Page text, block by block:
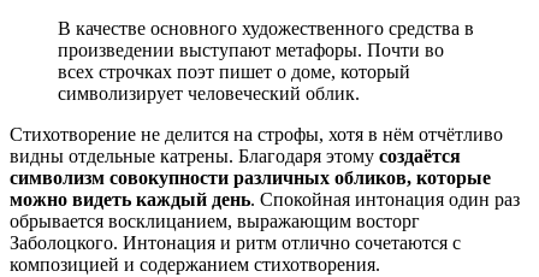
В качестве основного художественного средства в
произведении выступают метафоры. Почти во
всех строчках поэт пишет о доме, который
символизирует человеческий облик.
Стихотворение не делится на строфы, хотя в нём отчётливо
видны отдельные катрены. Благодаря этому создаётся
символизм совокупности различных обликов, которые
можно видеть каждый день. Спокойная интонация один раз
обрывается восклицанием, выражающим восторг
Заболоцкого. Интонация и ритм отлично сочетаются с
композицией и содержанием стихотворения.